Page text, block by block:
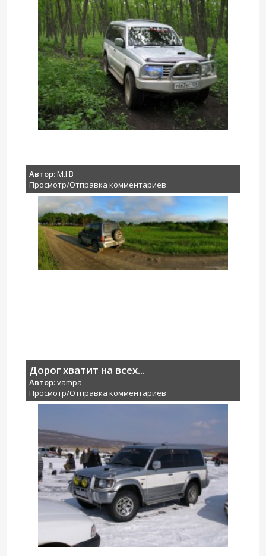
Автор:M.I.B
Просмотр/Отправка комментариев
Дорог хватит на всех...
Автор:vampa
Просмотр/Отправка комментариев